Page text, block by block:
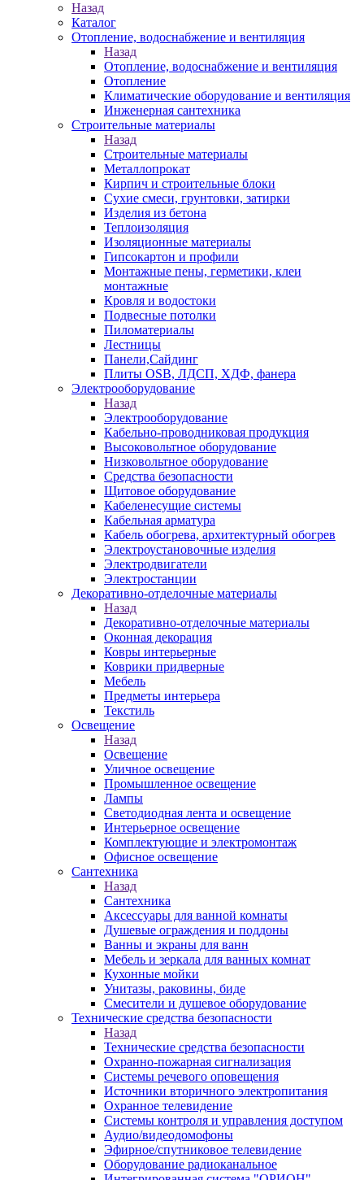
Назад
Каталог
Отопление, водоснабжение и вентиляция
Назад
Отопление, водоснабжение и вентиляция
Отопление
Климатические оборудование и вентиляция
Инженерная сантехника
Строительные материалы
Назад
Строительные материалы
Металлопрокат
Кирпич и строительные блоки
Сухие смеси, грунтовки, затирки
Изделия из бетона
Теплоизоляция
Изоляционные материалы
Гипсокартон и профили
Монтажные пены, герметики, клеи
монтажные
Кровля и водостоки
Подвесные потолки
Пиломатериалы
Лестницы
Панели,Сайдинг
Плиты OSB, ЛДСП, ХДФ, фанера
Электрооборудование
Назад
Электрооборудование
Кабельно-проводниковая продукция
Высоковольтное оборудование
Низковольтное оборудование
Средства безопасности
Щитовое оборудование
Кабеленесущие системы
Кабельная арматура
Кабель обогрева, архитектурный обогрев
Электроустановочные изделия
Электродвигатели
Электростанции
Декоративно-отделочные материалы
Назад
Декоративно-отделочные материалы
Оконная декорация
Ковры интерьерные
Коврики придверные
Мебель
Предметы интерьера
Текстиль
Освещение
Назад
Освещение
Уличное освещение
Промышленное освещение
Лампы
Светодиодная лента и освещение
Интерьерное освещение
Комплектующие и электромонтаж
Офисное освещение
Сантехника
Назад
Сантехника
Аксессуары для ванной комнаты
Душевые ограждения и поддоны
Ванны и экраны для ванн
Мебель и зеркала для ванных комнат
Кухонные мойки
Унитазы, раковины, биде
Смесители и душевое оборудование
Технические средства безопасности
Назад
Технические средства безопасности
Охранно-пожарная сигнализация
Системы речевого оповещения
Источники вторичного электропитания
Охранное телевидение
Системы контроля и управления доступом
Аудио/видеодомофоны
Эфирное/спутниковое телевидение
Оборудование радиоканальное